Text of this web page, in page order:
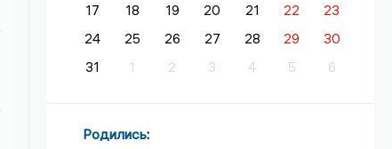
17
18 19 20 21 22
23
24
25 26 27 28 29
30
31
1 2 3 4 5 6
Родились: